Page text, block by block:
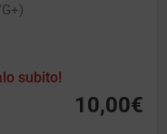
subito!
10,00€